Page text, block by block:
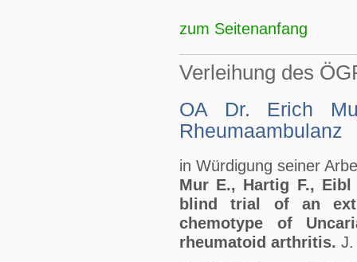
zum Seitenanfang
Verleihung des
OA Dr. Erich
Rheumaambulanz
in Würdigung seiner
Mur E., Hartig F.,
blind trial of an
chemotype of
rheumatoid arthritis. J.